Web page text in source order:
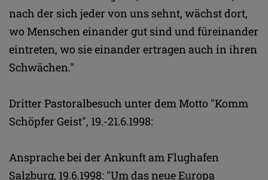
nach der sich jeder von uns sehnt, wächst dort,
wo Menschen einander gut sind und füreinander
eintreten, wo sie einander ertragen auch in ihren
Schwächen."
Dritter Pastoralbesuch unter dem Motto "Komm
Schöpfer Geist", 19.-21.6.1998:
Ansprache bei der Ankunft am Flughafen
Salzburg, 19.6.1998: "Um das neue Europa